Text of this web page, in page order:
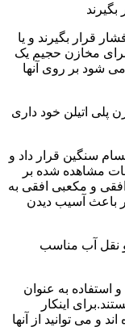
قرار بگیرند و یا
برای مخازن حجیم یک
شود بر روی آنها
پلی اتیلن خود داری
سنگین قرار داد و
مشاهده شده بر
و مکعبی افقی به
باعث آسیب دیدن
نقل آب مناسب
استفاده به عنوان
اینکار
و می توانید از آنها